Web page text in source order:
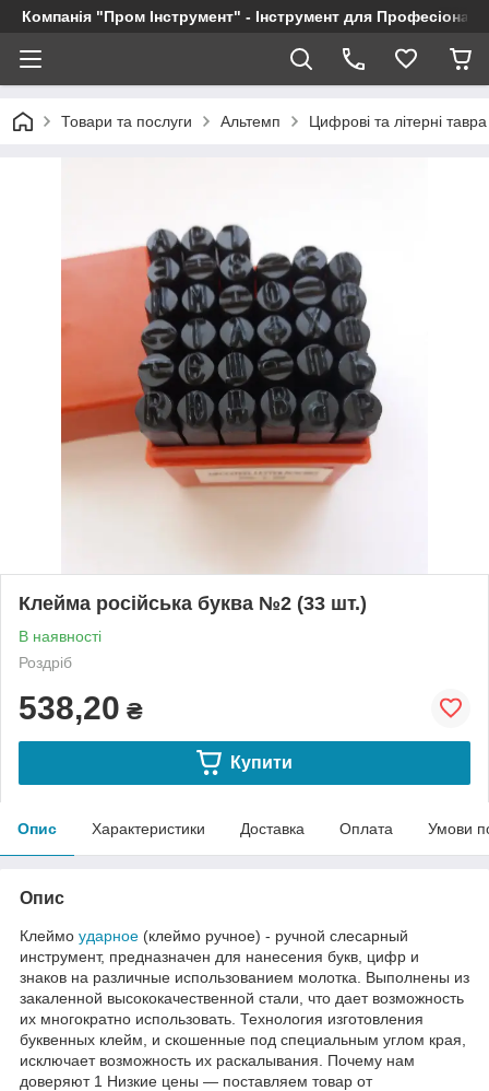
Компанія "Пром Інструмент" - Інструмент для
Товари та послуги Альтемп Цифрові та літерні тавра
Клейма російська буква №2 (33 шт.)
В наявності
Роздріб
538,20 ₴
Купити
Опис Характеристики Доставка Оплата Умови
Опис
Клеймо ударное (клеймо ручное) - ручной слесарный
инструмент, предназначен для нанесения букв, цифр и
знаков на различные использованием молотка. Выполнены из
закаленной высококачественной стали, что дает возможность
их многократно использовать. Технология изготовления
буквенных клейм, и скошенные под специальным углом края,
исключает возможность их раскалывания. Почему нам
доверяют 1 Низкие цены — поставляем товар от